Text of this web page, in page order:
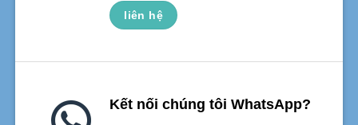
liên hệ
Kết nối chúng tôi WhatsApp?